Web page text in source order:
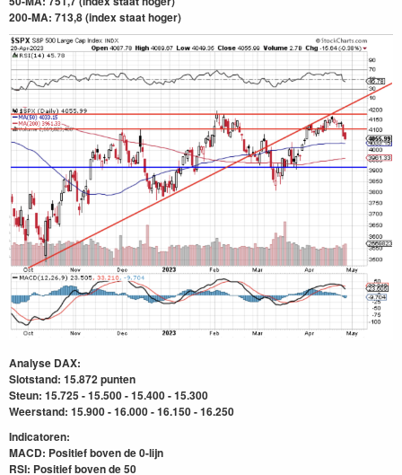
200-MA: 713,8(index staat hoger)
Analyse DAX:
Slotstand: 15.872 punten
Steun: 15.725 - 15.500 - 15.400 - 15.300
Weerstand: 15.900 - 16.000 - 16.150 - 16.250
Indicatoren:
MACD: Positief boven de 0-lijn
RSI: Positief boven de 50